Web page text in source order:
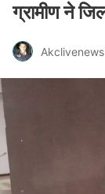
ग्रामीण ने